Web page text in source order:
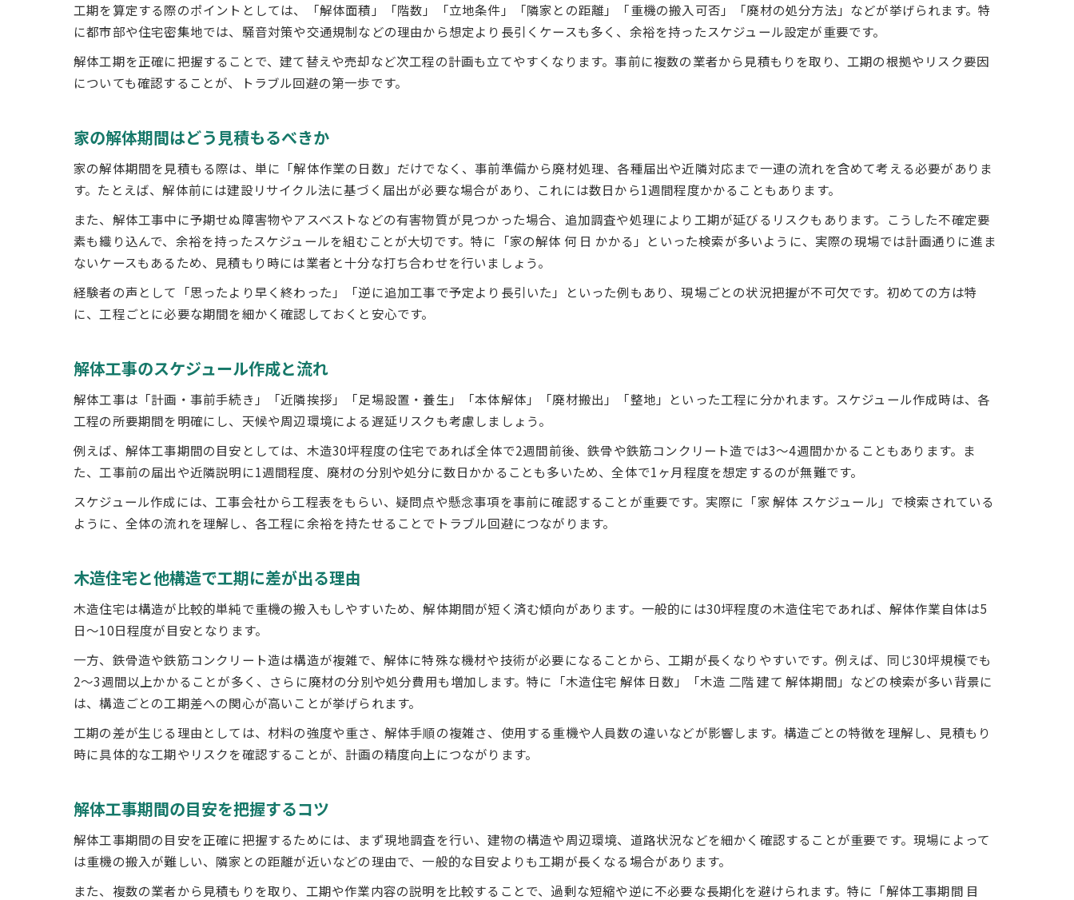
解体計画の見直しで工期短縮を目指す
解体工事期間を管理するポイント
工期管理で余裕を持つスケジューリング
木造住宅の解体日数と工程の流れ
木造住宅解体の工程と手順を解説
木造家屋の解体日数を左右する要素
木造住宅で工期が変動する理由とは
解体を進める上で注意したい近隣配慮
解体工事での騒音・振動対策の基本
解体時の近隣配慮が工期に与える影響
家の解体で苦情を防ぐための工夫
建て替えや売却計画へ解体工期を生かすコツ
解体工期から建て替え計画を逆算する方法
家解体の流れと更地化までの期間を把握
余裕ある計画でトラブルを避けるポイント
工期を算定する際のポイントとしては、「解体面積」「階数」「立地条件」「隣家との距離」「重機の搬入可否」「廃材の処分方法」などが挙げられます。特
に都市部や住宅密集地では、騒音対策や交通規制などの理由から想定より長引くケースも多く、余裕を持ったスケジュール設定が重要です。
解体工期を正確に把握することで、建て替えや売却など次工程の計画も立てやすくなります。事前に複数の業者から見積もりを取り、工期の根拠やリスク要因
についても確認することが、トラブル回避の第一歩です。
家の解体期間はどう見積もるべきか
家の解体期間を見積もる際は、単に「解体作業の日数」だけでなく、事前準備から廃材処理、各種届出や近隣対応まで一連の流れを含めて考える必要がありま
す。たとえば、解体前には建設リサイクル法に基づく届出が必要な場合があり、これには数日から1週間程度かかることもあります。
また、解体工事中に予期せぬ障害物やアスベストなどの有害物質が見つかった場合、追加調査や処理により工期が延びるリスクもあります。こうした不確定要
素も織り込んで、余裕を持ったスケジュールを組むことが大切です。特に「家の解体 何 日 かかる」といった検索が多いように、実際の現場では計画通りに進ま
ないケースもあるため、見積もり時には業者と十分な打ち合わせを行いましょう。
経験者の声として「思ったより早く終わった」「逆に追加工事で予定より長引いた」といった例もあり、現場ごとの状況把握が不可欠です。初めての方は特
に、工程ごとに必要な期間を細かく確認しておくと安心です。
解体工事のスケジュール作成と流れ
解体工事は「計画・事前手続き」「近隣挨拶」「足場設置・養生」「本体解体」「廃材搬出」「整地」といった工程に分かれます。スケジュール作成時は、各
工程の所要期間を明確にし、天候や周辺環境による遅延リスクも考慮しましょう。
例えば、解体工事期間の目安としては、木造30坪程度の住宅であれば全体で2週間前後、鉄骨や鉄筋コンクリート造では3〜4週間かかることもあります。ま
た、工事前の届出や近隣説明に1週間程度、廃材の分別や処分に数日かかることも多いため、全体で1ヶ月程度を想定するのが無難です。
スケジュール作成には、工事会社から工程表をもらい、疑問点や懸念事項を事前に確認することが重要です。実際に「家 解体 スケジュール」で検索されている
ように、全体の流れを理解し、各工程に余裕を持たせることでトラブル回避につながります。
木造住宅と他構造で工期に差が出る理由
木造住宅は構造が比較的単純で重機の搬入もしやすいため、解体期間が短く済む傾向があります。一般的には30坪程度の木造住宅であれば、解体作業自体は5
日〜10日程度が目安となります。
一方、鉄骨造や鉄筋コンクリート造は構造が複雑で、解体に特殊な機材や技術が必要になることから、工期が長くなりやすいです。例えば、同じ30坪規模でも
2〜3週間以上かかることが多く、さらに廃材の分別や処分費用も増加します。特に「木造住宅 解体 日数」「木造 二階 建て 解体期間」などの検索が多い背景に
は、構造ごとの工期差への関心が高いことが挙げられます。
工期の差が生じる理由としては、材料の強度や重さ、解体手順の複雑さ、使用する重機や人員数の違いなどが影響します。構造ごとの特徴を理解し、見積もり
時に具体的な工期やリスクを確認することが、計画の精度向上につながります。
解体工事期間の目安を把握するコツ
解体工事期間の目安を正確に把握するためには、まず現地調査を行い、建物の構造や周辺環境、道路状況などを細かく確認することが重要です。現場によって
は重機の搬入が難しい、隣家との距離が近いなどの理由で、一般的な目安よりも工期が長くなる場合があります。
また、複数の業者から見積もりを取り、工期や作業内容の説明を比較することで、過剰な短縮や逆に不必要な長期化を避けられます。特に「解体工事期間 目